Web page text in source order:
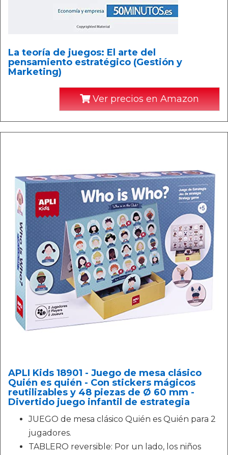
La teoría de juegos: El arte del
pensamiento estratégico (Gestión y
Marketing)
Ver precios en Amazon
APLI Kids 18901 - Juego de mesa clásico
Quién es quién - Con stickers mágicos
reutilizables y 48 piezas de Ø 60 mm -
Divertido juego infantil de estrategia
JUEGO de mesa clásico Quién es Quién para 2
jugadores.
TABLERO reversible: Por un lado, los niños